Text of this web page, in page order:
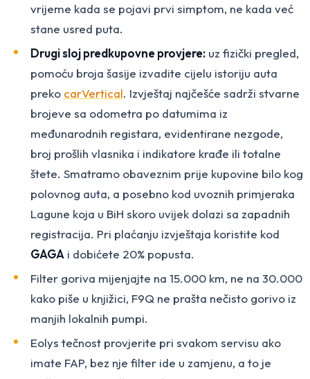
vrijeme kada se pojavi prvi simptom, ne kada već
stane usred puta.
Drugi sloj predkupovne provjere: uz fizički pregled,
pomoću broja šasije izvadite cijelu istoriju auta
preko carVertical. Izvještaj najčešće sadrži stvarne
brojeve sa odometra po datumima iz
međunarodnih registara, evidentirane nezgode,
broj prošlih vlasnika i indikatore krađe ili totalne
štete. Smatramo obaveznim prije kupovine bilo kog
polovnog auta, a posebno kod uvoznih primjeraka
Lagune koja u BiH skoro uvijek dolazi sa zapadnih
registracija. Pri plaćanju izvještaja koristite kod
GAGA i dobićete 20% popusta.
Filter goriva mijenjajte na 15.000 km, ne na 30.000
kako piše u knjižici, F9Q ne prašta nečisto gorivo iz
manjih lokalnih pumpi.
Eolys tečnost provjerite pri svakom servisu ako
imate FAP, bez nje filter ide u zamjenu, a to je